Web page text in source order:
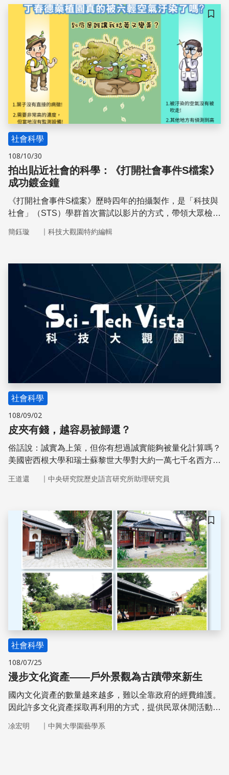
儲存
社會科學
108/10/30
拍出貼近社會的科學：《打開社會事件S檔案》
成功鍍金鐘
《打開社會事件S檔案》歷時四年的拍攝製作，是「科技與
社會」（STS）學群首次嘗試以影片的方式，帶領大眾檢視
圖用寬廣的視角，討論科學與科技在爭議事件中所扮演的角
簡鈺璇 ｜ 科技大觀園特約編輯
儲存
社會科學
108/09/02
皮夾有錢，越容易被歸還？
俗話說：誠實為上策，但你有想過誠實能夠被量化計算嗎？
美國密西根大學和瑞士蘇黎世大學對大約一萬七千名西方人
果與演化生物學常提到的「利他行為」息息相關。
王道還 ｜ 中央研究院歷史語言研究所助理研究員
儲存
社會科學
108/07/25
漫步文化資產——戶外景觀為古蹟帶來新生
國內文化資產的數量越來越多，難以全靠政府的經費維護。
因此許多文化資產採取再利用的方式，提供民眾休閒活動，
凃宏明 ｜ 中興大學園藝學系